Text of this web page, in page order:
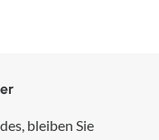
bleiben Sie